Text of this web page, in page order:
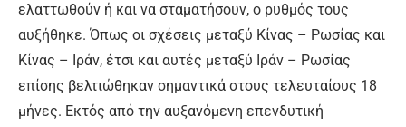
ελαττωθούν ή και να σταματήσουν, ο ρυθμός τους
αυξήθηκε. Όπως οι σχέσεις μεταξύ Κίνας – Ρωσίας και
Κίνας – Ιράν, έτσι και αυτές μεταξύ Ιράν – Ρωσίας
επίσης βελτιώθηκαν σημαντικά στους τελευταίους 18
μήνες. Εκτός από την αυξανόμενη επενδυτική